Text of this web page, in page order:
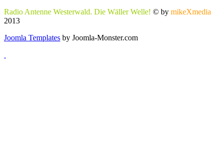
Radio Antenne Westerwald. Die Wäller Welle! © by mikeXmedia
2013
Joomla Templates by Joomla-Monster.com